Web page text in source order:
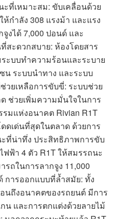
ที่เหมาะสม: ขับเคลื่อนด้วย
กำลัง 308 แรงม้า และแรง
งได้ 7,000 ปอนด์ และ
สะดวกสบาย: ห้องโดยสาร
ะบบทำความร้อนและระบาย
น ระบบนำทาง และระบบ
วยเหลือการขับขี่: ระบบช่วย
ช่วยเพิ่มความมั่นใจในการ
รมแห่งอนาคต Rivian R1T
ดเด่นที่สุดในตลาด ด้วยการ
ที่น่าทึ่ง ประสิทธิภาพการขับ
ฟฟ้า 4 ตัว R1T ให้สมรรถนะ
ถในการลากจูง 11,000
การออกแบบที่ล้ำสมัย: ทั้ง
นถึงอนาคตของรถยนต์ มีการ
และการตกแต่งด้วยลายไม้